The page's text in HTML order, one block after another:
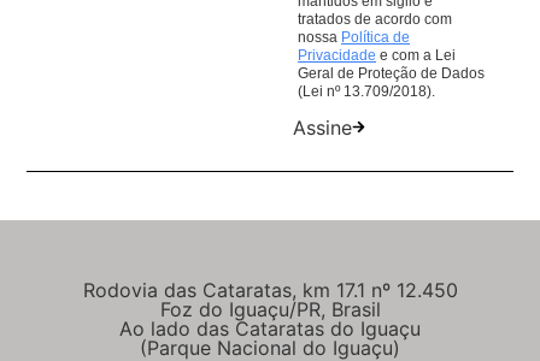
Assine
tratados de acordo com
nossa Política de
Privacidade e com a Lei
Geral de Proteção de Dados
(Lei nº 13.709/2018).
Rodovia das Cataratas, km 17.1 nº 12.450
Foz do Iguaçu/PR, Brasil
Ao lado das Cataratas do Iguaçu
(Parque Nacional do Iguaçu)